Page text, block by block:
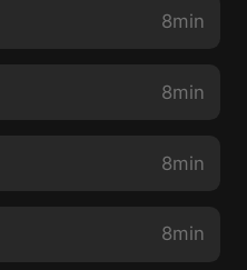
8min
8min
8min
8min